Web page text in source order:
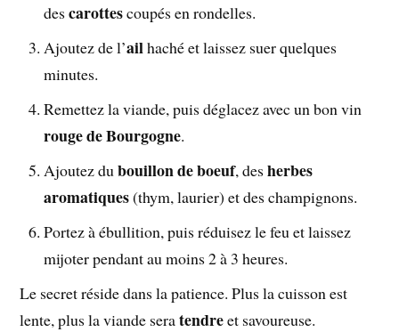
descarottescoupés en rondelles.
Ajoutez de l’ailhaché et laissez suer quelques
minutes.
Remettez la viande, puis déglacez avec un bon vin
rouge de Bourgogne.
Ajoutez dubouillon de boeuf, desherbes
aromatiques(thym, laurier) et des champignons.
Portez à ébullition, puis réduisez le feu et laissez
mijoter pendant au moins 2 à 3 heures.
Le secret réside dans la patience. Plus la cuisson est
lente, plus la viande seratendreet savoureuse.